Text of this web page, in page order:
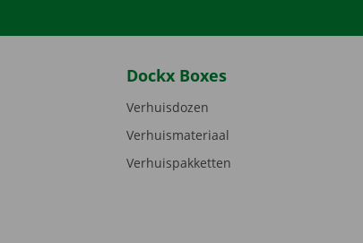
Dockx Boxes
Verhuisdozen
Verhuismateriaal
Verhuispakketten